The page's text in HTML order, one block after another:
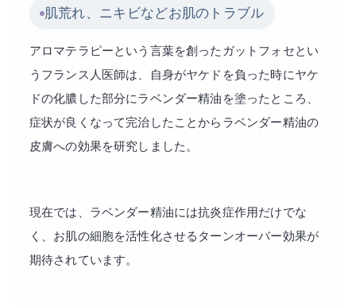
肌荒れ、ニキビなどお肌のトラブル
アロマテラピーという言葉を創ったガットフォセとい
うフランス人医師は、自身がヤケドを負った時にヤケ
ドの化膿した部分にラベンダー精油を塗ったところ、
症状が良くなって完治したことからラベンダー精油の
皮膚への効果を研究しました。
現在では、ラベンダー精油には抗炎症作用だけでな
く、お肌の細胞を活性化させるターンオーバー効果が
期待されています。